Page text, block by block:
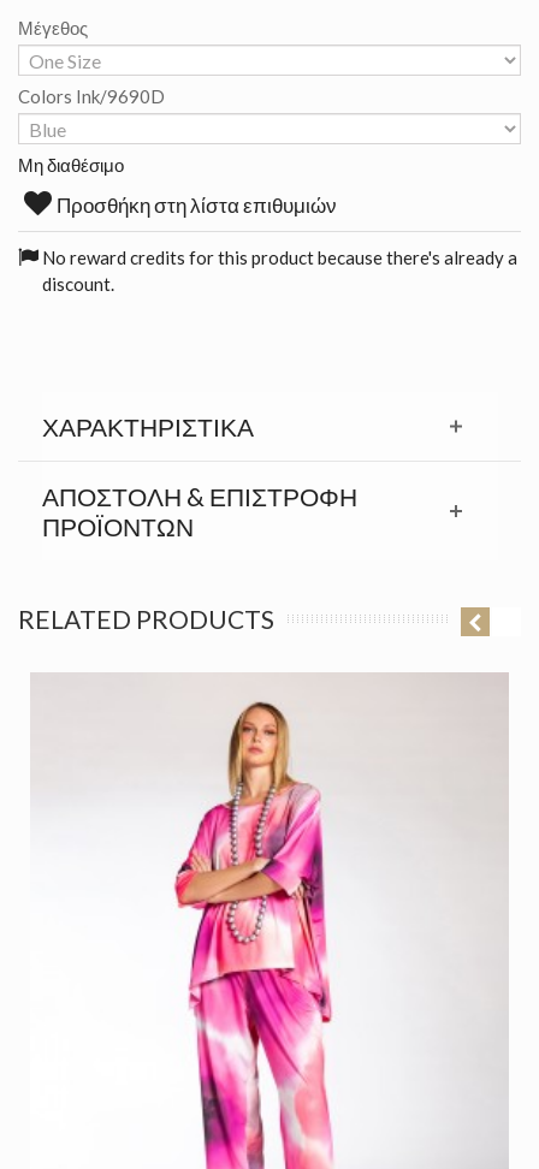
Μέγεθος
Colors Ink/9690D
Μη διαθέσιμο
Προσθήκη στη λίστα επιθυμιών
No reward credits for this product because there's already a
discount.
ΧΑΡΑΚΤΗΡΙΣΤΙΚΆ
ΑΠΟΣΤΟΛΉ & ΕΠΙΣΤΡΟΦΉ
ΠΡΟΪΟΝΤΩΝ
RELATED PRODUCTS